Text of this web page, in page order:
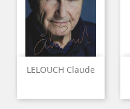
LELOUCH Claude